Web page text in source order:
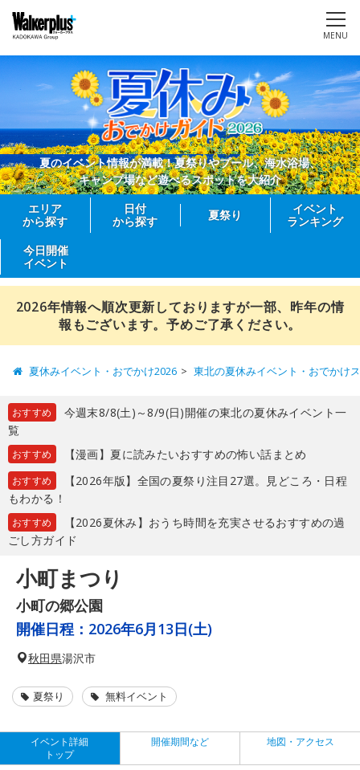
MENU
夏のイベント情報が満載！夏祭りやプール、海水浴場、
キャンプ場など遊べるスポットを大紹介
エリア
から探す
日付
から探す
夏祭り
イベント
ランキング
今日開催
イベント
2026年情報へ順次更新しておりますが一部、昨年の情
報もございます。予めご了承ください。
夏休みイベント・おでかけ2026 東北の夏休みイベント・おでかけ
おすすめ
今週末8/8(土)～8/9(日)開催の東北の夏休みイベント一
覧
おすすめ 【漫画】夏に読みたいおすすめの怖い話まとめ
おすすめ
【2026年版】全国の夏祭り注目27選。見どころ・日程
もわかる！
おすすめ
【2026夏休み】おうち時間を充実させるおすすめの過
ごし方ガイド
小町まつり
小町の郷公園
開催日程： 2026年6月13日(土)
秋田県湯沢市
夏祭り 無料イベント
イベント詳細
トップ
開催期間など 地図・アクセス